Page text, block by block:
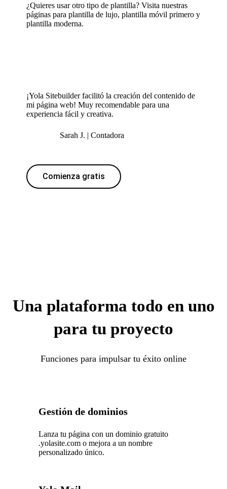
¿Quieres usar otro tipo de plantilla? Visita nuestras
páginas paraplantilla de lujo,plantilla móvil primero y
plantilla moderna.
¡Yola Sitebuilder facilitó la creación del contenido de
mi página web! Muy recomendable para una
experiencia fácil y creativa.
Sarah J. | Contadora
Comienza gratis
Una plataforma todo en uno
para tu proyecto
Funciones para impulsar tu éxito online
Gestión de dominios
Lanza tu página con un dominio gratuito
.yolasite.com o mejora a un nombre
personalizado único.